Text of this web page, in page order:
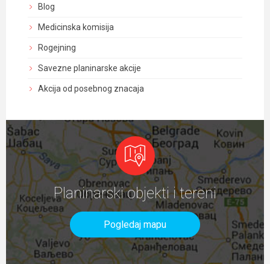
Blog
Medicinska komisija
Rogejning
Savezne planinarske akcije
Akcija od posebnog znacaja
Planinarski objekti i tereni
Pogledaj mapu